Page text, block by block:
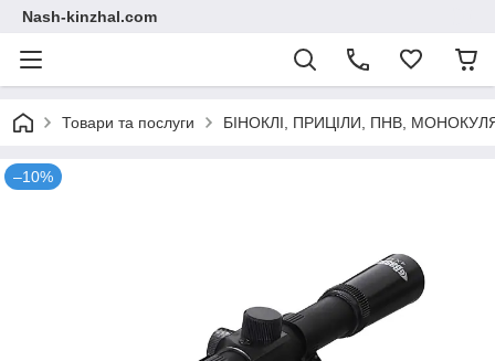
Nash-kinzhal.com
Товари та послуги БІНОКЛІ, ПРИЦІЛИ, ПНВ,
–10%